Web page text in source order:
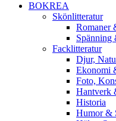
BOKREA
Skönlitteratur
Romaner
Spänning
Facklitteratur
Djur,
Ekonomi
Foto,
Hantverk
Historia
Humor &